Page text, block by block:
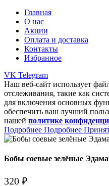
Главная
О нас
Акции
Оплата и доставка
Контакты
Избранное
VK Telegram
Наш веб-сайт использует
отслеживания, такие как
для включения основных
обеспечить ваш лучший
нашей политике
Подробнее Подробнее
Бобы соевые зелёные
320 ₽